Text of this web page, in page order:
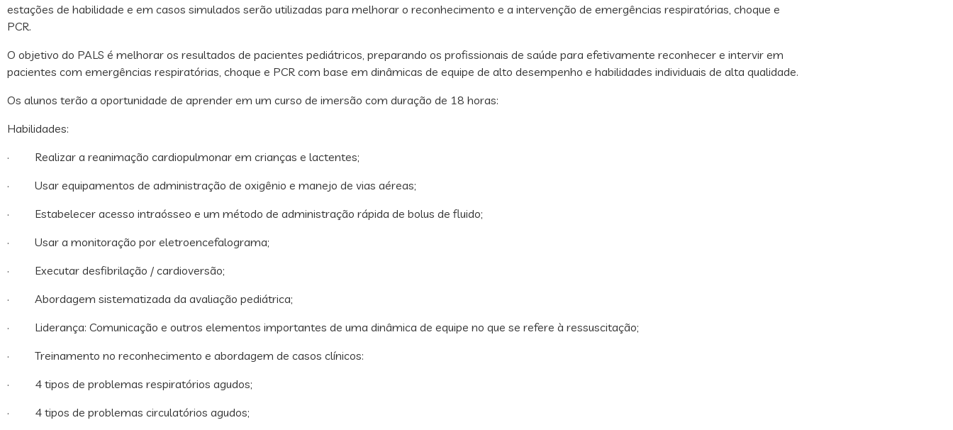
estações de habilidade e em casos simulados serão utilizadas para melhorar o reconhecimento e a intervenção de emergências respiratórias, choque e
PCR.
O objetivo do PALS é melhorar os resultados de pacientes pediátricos, preparando os profissionais de saúde para efetivamente reconhecer e intervir em
pacientes com emergências respiratórias, choque e PCR com base em dinâmicas de equipe de alto desempenho e habilidades individuais de alta qualidade.
Os alunos terão a oportunidade de aprender em um curso de imersão com duração de 18 horas:
Habilidades:
· Realizar a reanimação cardiopulmonar em crianças e lactentes;
· Usar equipamentos de administração de oxigênio e manejo de vias aéreas;
· Estabelecer acesso intraósseo e um método de administração rápida de bolus de fluido;
· Usar a monitoração por eletroencefalograma;
· Executar desfibrilação / cardioversão;
· Abordagem sistematizada da avaliação pediátrica;
· Liderança: Comunicação e outros elementos importantes de uma dinâmica de equipe no que se refere à ressuscitação;
· Treinamento no reconhecimento e abordagem de casos clínicos:
· 4 tipos de problemas respiratórios agudos;
· 4 tipos de problemas circulatórios agudos;